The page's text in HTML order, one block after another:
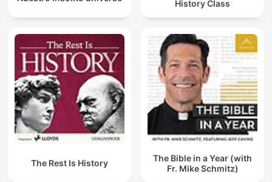
History Class
The Rest Is History
The Bible in a Year (with
Fr. Mike Schmitz)